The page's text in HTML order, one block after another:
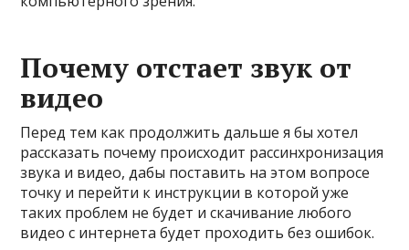
Почему отстает звук от
видео
Перед тем как продолжить дальше я бы хотел
рассказать почему происходит рассинхронизация
звука и видео, дабы поставить на этом вопросе
точку и перейти к инструкции в которой уже
таких проблем не будет и скачивание любого
видео с интернета будет проходить без ошибок.